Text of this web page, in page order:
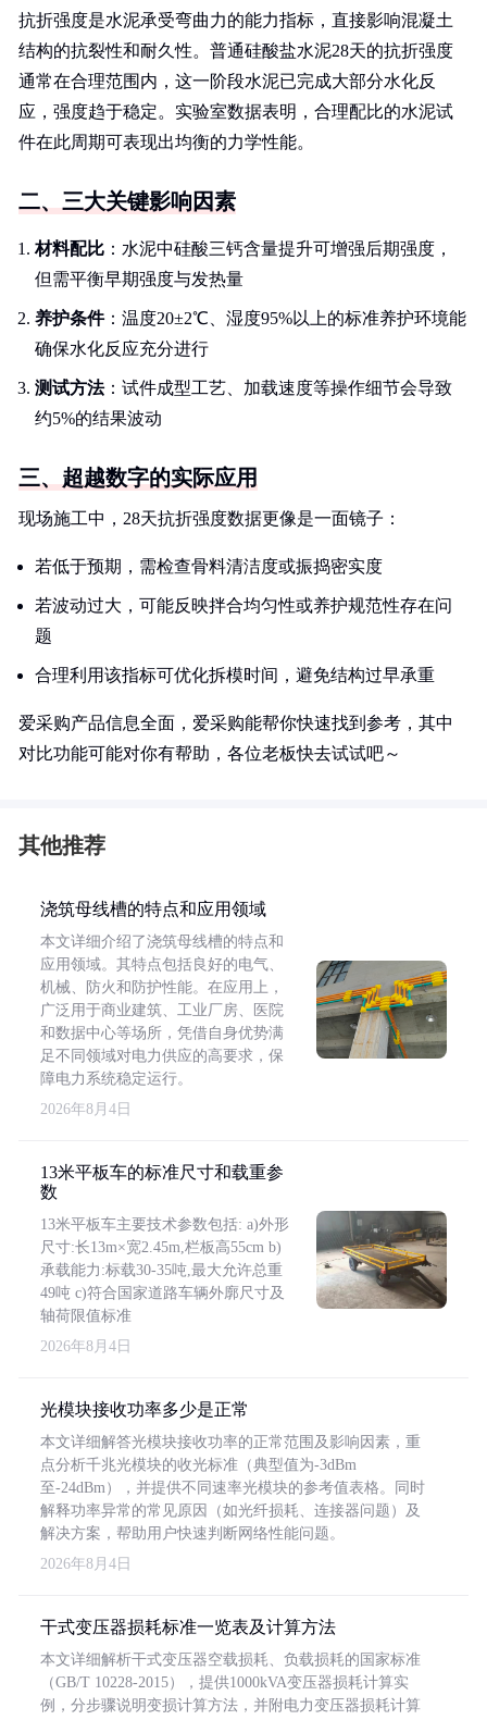
抗折强度是水泥承受弯曲力的能力指标，直接影响混凝土
结构的抗裂性和耐久性。普通硅酸盐水泥28天的抗折强度
通常在合理范围内，这一阶段水泥已完成大部分水化反
应，强度趋于稳定。实验室数据表明，合理配比的水泥试
件在此周期可表现出均衡的力学性能。
二、三大关键影响因素
材料配比 ：水泥中硅酸三钙含量提升可增强后期强度，
但需平衡早期强度与发热量
养护条件：温度20±2℃、湿度95%以上的标准养护环境能
确保水化反应充分进行
测试方法：试件成型工艺、加载速度等操作细节会导致
约5%的结果波动
三、超越数字的实际应用
现场施工中，28天抗折强度数据更像是一面镜子：
若低于预期，需检查骨料清洁度或振捣密实度
若波动过大，可能反映拌合均匀性或养护规范性存在问
题
合理利用该指标可优化拆模时间，避免结构过早承重
爱采购产品信息全面，爱采购能帮你快速找到参考，其中
对比功能可能对你有帮助，各位老板快去试试吧～
其他推荐
浇筑母线槽的特点和应用领域
本文详细介绍了浇筑母线槽的特点和
应用领域。其特点包括良好的电气、
机械、防火和防护性能。在应用上，
广泛用于商业建筑、工业厂房、医院
和数据中心等场所，凭借自身优势满
足不同领域对电力供应的高要求，保
障电力系统稳定运行。
2026年8月4日
13米平板车的标准尺寸和载重参
数
13米平板车主要技术参数包括: a)外形
尺寸:长13m×宽2.45m,栏板高55cm b)
承载能力:标载30-35吨,最大允许总重
49吨 c)符合国家道路车辆外廓尺寸及
轴荷限值标准
2026年8月4日
光模块接收功率多少是正常
本文详细解答光模块接收功率的正常范围及影响因素，重
点分析千兆光模块的收光标准（典型值为-3dBm
至-24dBm），并提供不同速率光模块的参考值表格。同时
解释功率异常的常见原因（如光纤损耗、连接器问题）及
解决方案，帮助用户快速判断网络性能问题。
2026年8月4日
干式变压器损耗标准一览表及计算方法
本文详细解析干式变压器空载损耗、负载损耗的国家标准
（GB/T 10228-2015），提供1000kVA变压器损耗计算实
例，分步骤说明变损计算方法，并附电力变压器损耗计算